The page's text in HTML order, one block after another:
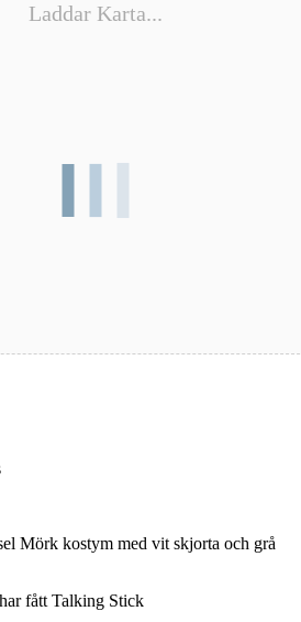
Laddar Karta...
Mörk kostym med vit skjorta och grå
fått Talking Stick